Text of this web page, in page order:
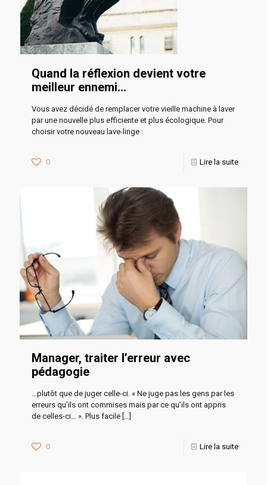
Quand la réflexion devient votre
meilleur ennemi…
Vous avez décidé de remplacer votre vieille machine à laver
par une nouvelle plus efficiente et plus écologique. Pour
choisir votre nouveau lave-linge :
0 Lire la suite
Manager, traiter l’erreur avec
pédagogie
…plutôt que de juger celle-ci. « Ne juge pas les gens par les
erreurs qu’ils ont commises mais par ce qu’ils ont appris
de celles-ci… ». Plus facile
0 Lire la suite